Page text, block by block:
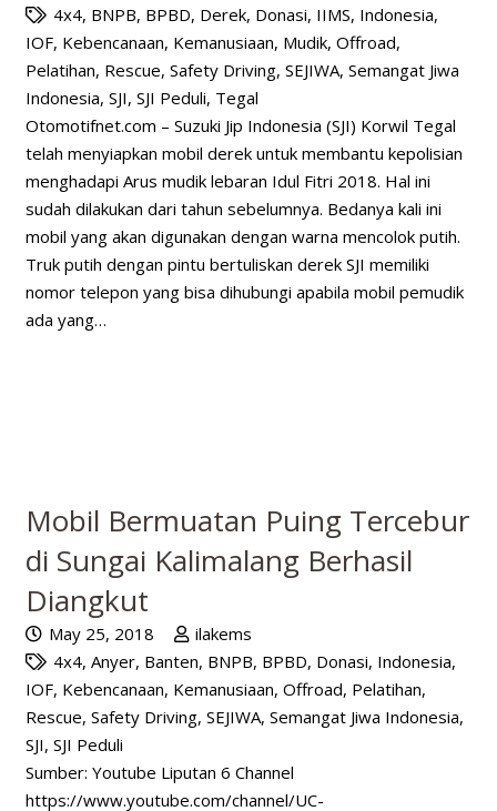
4x4, BNPB, BPBD, Derek, Donasi, IIMS, Indonesia,
IOF, Kebencanaan, Kemanusiaan, Mudik, Offroad,
Pelatihan, Rescue, Safety Driving, SEJIWA, Semangat Jiwa
Indonesia, SJI, SJI Peduli, Tegal
Otomotifnet.com – Suzuki Jip Indonesia (SJI) Korwil Tegal
telah menyiapkan mobil derek untuk membantu kepolisian
menghadapi Arus mudik lebaran Idul Fitri 2018. Hal ini
sudah dilakukan dari tahun sebelumnya. Bedanya kali ini
mobil yang akan digunakan dengan warna mencolok putih.
Truk putih dengan pintu bertuliskan derek SJI memiliki
nomor telepon yang bisa dihubungi apabila mobil pemudik
ada yang…
Mobil Bermuatan Puing Tercebur
di Sungai Kalimalang Berhasil
Diangkut
May 25, 2018
ilakems
4x4, Anyer, Banten, BNPB, BPBD, Donasi, Indonesia,
IOF, Kebencanaan, Kemanusiaan, Offroad, Pelatihan,
Rescue, Safety Driving, SEJIWA, Semangat Jiwa Indonesia,
SJI, SJI Peduli
Sumber: Youtube Liputan 6 Channel
https://www.youtube.com/channel/UC-